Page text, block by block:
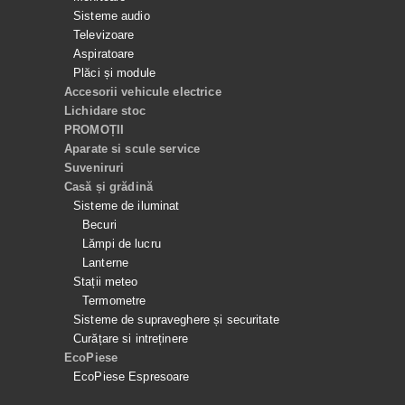
Sisteme audio
Televizoare
Aspiratoare
Plăci și module
Accesorii vehicule electrice
Lichidare stoc
PROMOȚII
Aparate si scule service
Suveniruri
Casă și grădină
Sisteme de iluminat
Becuri
Lămpi de lucru
Lanterne
Stații meteo
Termometre
Sisteme de supraveghere și securitate
Curățare si intreținere
EcoPiese
EcoPiese Espresoare